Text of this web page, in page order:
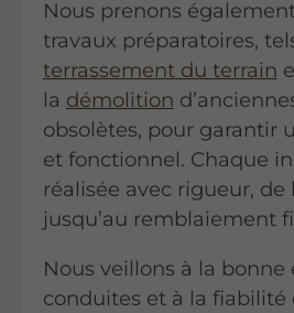
Nous prenons
travaux préparatoires,
terrassement du terrain
la démolition
obsolètes, pour garantir
et fonctionnel. Chaque
réalisée avec rigueur, de
jusqu’au remblaiement
Nous veillons à la
conduites et à la fiabilité